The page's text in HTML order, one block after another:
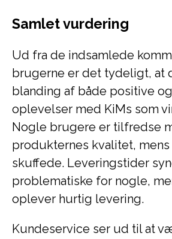
Samlet vurdering
Ud fra de indsamlede
brugerne er det tydeligt, at
blanding af både positive
oplevelser med KiMs som
Nogle brugere er tilfredse
produkternes kvalitet, mens
skuffede. Leveringstider
problematiske for nogle,
oplever hurtig levering.
Kundeservice ser ud til at